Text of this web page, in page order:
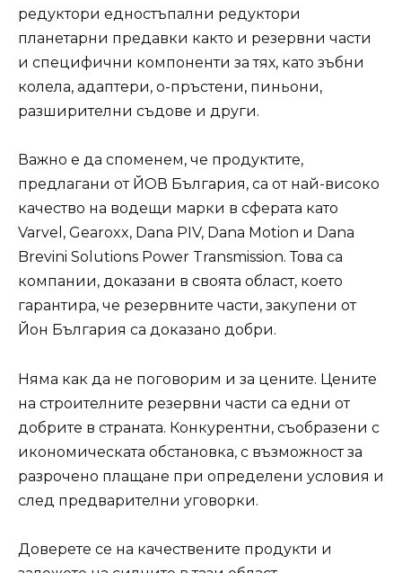
редуктори едностъпални редуктори
планетарни предавки както и резервни части
и специфични компоненти за тях, като зъбни
колела, адаптери, о-пръстени, пиньони,
разширителни съдове и други.
Важно е да споменем, че продуктите,
предлагани от ЙОВ България, са от най-високо
качество на водещи марки в сферата като
Varvel, Gearoxx, Dana PIV, Dana Motion и Dana
Brevini Solutions Power Transmission. Това са
компании, доказани в своята област, което
гарантира, че резервните части, закупени от
Йон България са доказано добри.
Няма как да не поговорим и за цените. Цените
на строителните резервни части са едни от
добрите в страната. Конкурентни, съобразени с
икономическата обстановка, с възможност за
разрочено плащане при определени условия и
след предварителни уговорки.
Доверете се на качествените продукти и